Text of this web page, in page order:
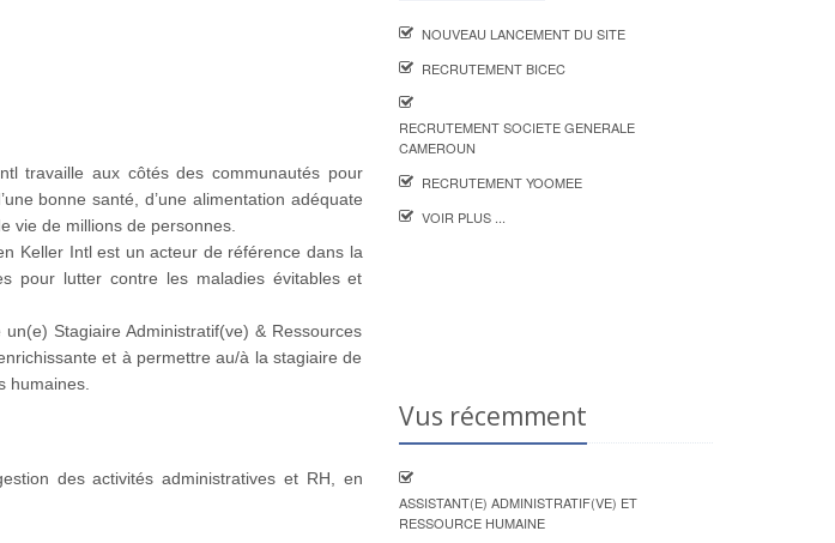
travaille aux côtés des communautés pour
bonne santé, d’une alimentation adéquate
vie de millions de personnes.
Keller Intl est un acteur de référence dans la
pour lutter contre les maladies évitables et
Stagiaire Administratif(ve) & Ressources
et à permettre au/à la stagiaire de
humaines.
des activités administratives et RH, en
NOUVEAU LANCEMENT DU SITE
RECRUTEMENT BICEC
RECRUTEMENT SOCIETE GENERALE
CAMEROUN
RECRUTEMENT YOOMEE
VOIR PLUS ...
Vus récemment
ASSISTANT(E) ADMINISTRATIF(VE) ET
RESSOURCE HUMAINE